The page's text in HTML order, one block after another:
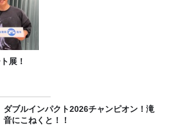
展！
ダブルインパクト2026チャンピオン！滝
音にこねくと！！